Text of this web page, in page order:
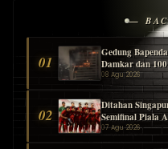
—
01
Gedung
Damkar dan
08 Agu 2026
02
Ditahan
Semifinal Piala
07 Agu 2026